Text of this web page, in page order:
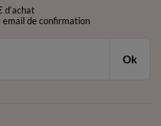
d’achat
de confirmation
Ok